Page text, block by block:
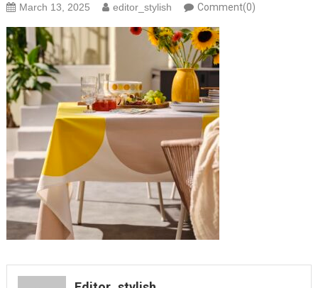
March 13, 2025 editor_stylish Comment(0)